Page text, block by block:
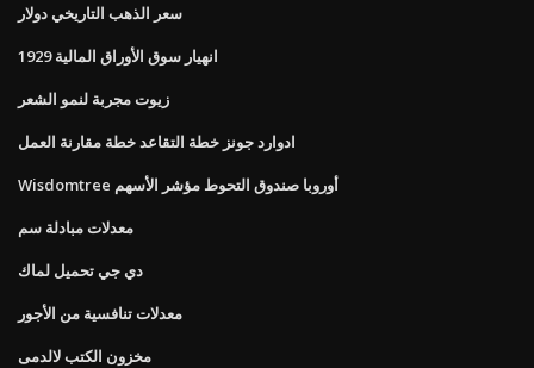
سعر الذهب التاريخي دولار
انهيار سوق الأوراق المالية 1929
زيوت مجربة لنمو الشعر
ادوارد جونز خطة التقاعد خطة مقارنة العمل
Wisdomtree أوروبا صندوق التحوط مؤشر الأسهم
معدلات مبادلة سم
دي جي تحميل لماك
معدلات تنافسية من الأجور
مخزون الكتب لالدمى